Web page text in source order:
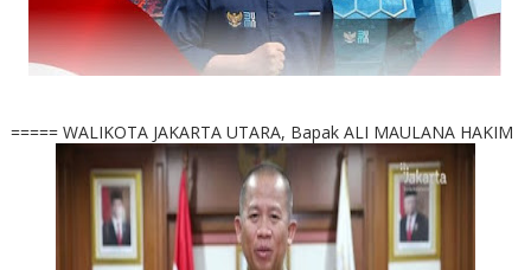
===== WALIKOTA JAKARTA UTARA, Bapak ALI MAULANA HAKIM